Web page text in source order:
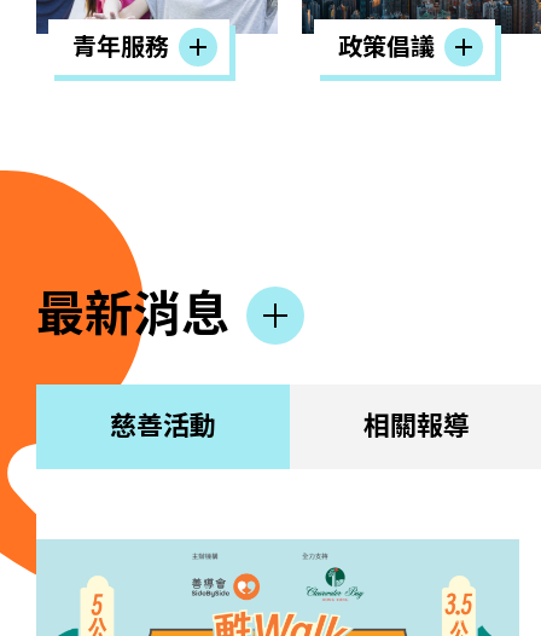
青年服務 政策倡議
最新消息
慈善活動 相關報導